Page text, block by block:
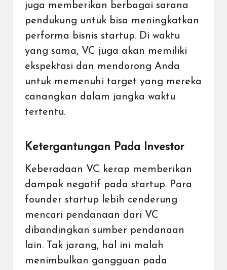
juga memberikan berbagai sarana
pendukung untuk bisa meningkatkan
performa bisnis startup. Di waktu
yang sama, VC juga akan memiliki
ekspektasi dan mendorong Anda
untuk memenuhi target yang mereka
canangkan dalam jangka waktu
tertentu.
Ketergantungan Pada Investor
Keberadaan VC kerap memberikan
dampak negatif pada startup. Para
founder startup lebih cenderung
mencari pendanaan dari VC
dibandingkan sumber pendanaan
lain. Tak jarang, hal ini malah
menimbulkan gangguan pada